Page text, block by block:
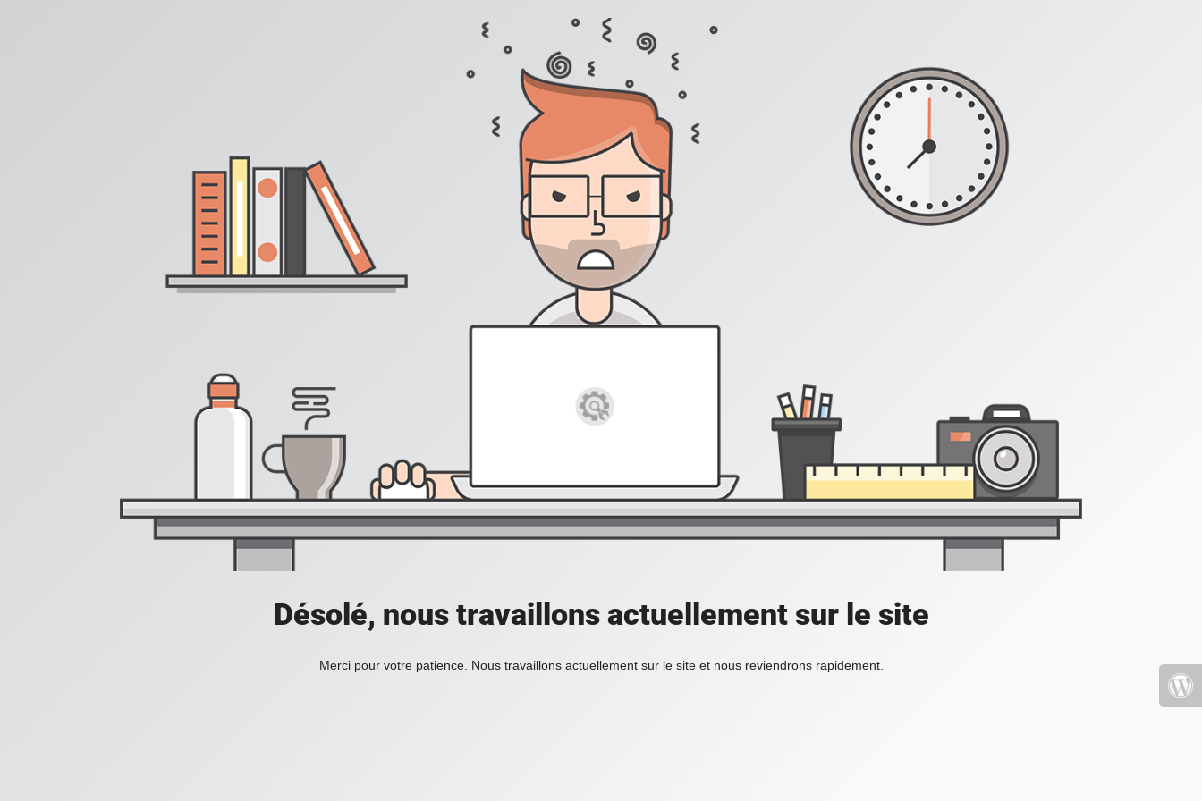
Désolé, nous travaillons actuellement sur le site
Merci pour votre patience. Nous travaillons actuellement sur le site et nous reviendrons rapidement.